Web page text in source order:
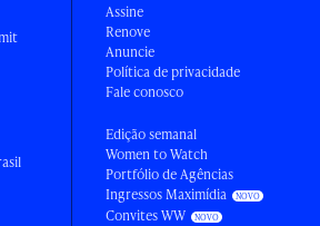
Assine
Renove
Anuncie
Política de privacidade
Fale conosco
Edição semanal
Women to Watch
Portfólio de Agências
Ingressos Maximídia
Convites WW